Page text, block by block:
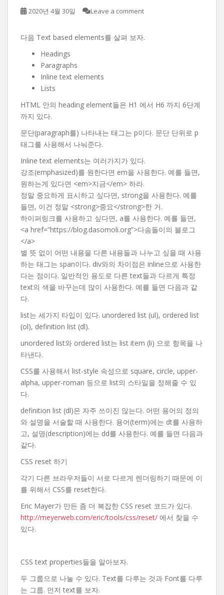
2020년 4월 30일 Leave a comment
다음 Text based elements를 살펴 보자.
Headings
Paragraphs
Inline text elements
Lists
HTML 안의 heading element들은 H1 에서 H6 까지 6단계
까지 있다.
문단(paragraph를) 나타내는 태그는 p이다. 문단 단위로 p
태그를 사용해서 나눠준다.
Inline text elements는 여러가지가 있다.
강조(emphasized)를 원한다면 em을 사용한다. 예를 들면,
원하는게 있다면 <em>지금</em> 하라.
정말 중요하게 표시하고 싶다면, strong을 사용한다. 예를
들면, 이건 정말 <strong>중요</strong>한 거.
하이퍼링크를 사용하고 싶다면, a를 사용한다. 예를 들면,
<a href=”https://blog.dasomoli.org”>다솜돌이의 블로그
</a>
별 뜻 없이 어떤 내용을 다른 내용들과 나누고 싶을 때 사용
하는 태그는 span이다. div와의 차이점은 inline으로 사용한
다는 점이다. 일반적인 용도로 다른 text들과 다르게 특정
text의 색을 바꾸는데 많이 사용한다. 예를 들면 다음과 같
다.
list는 세가지 타입이 있다. unordered list (ul), ordered list
(ol), definition list (dl).
unordered list와 ordered list는 list item (li) 으로 항목을 나
타낸다.
CSS를 사용해서 list-style 속성으로 square, circle, upper-
alpha, upper-roman 등으로 list의 스타일을 정해줄 수 있
다.
definition list (dl)은 자주 쓰이진 않는다. 어떤 용어의 정의
와 설명을 서술할 때 사용한다. 용어(term)에는 dt를 사용하
고, 설명(description)에는 dd를 사용한다. 예를 들면 다음과
같다.
CSS reset 하기
각기 다른 브라우저들이 서로 다르게 렌더링하기 때문에 이
를 위해서 CSS를 reset한다.
Eric Mayer가 만든 좀 더 복잡한 CSS reset 코드가 있다.
http://meyerweb.com/eric/tools/css/reset/ 에서 찾을 수
있다.
CSS text properties들을 알아보자.
두 그룹으로 나눌 수 있다. Text를 다루는 것과 Font를 다루
는 그룹. 먼저 text를 보자.